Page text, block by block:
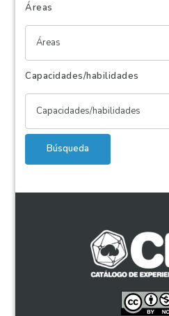
Áreas
Áreas
Capacidades/habilidades
Capacidades/habilidades
Búsqueda